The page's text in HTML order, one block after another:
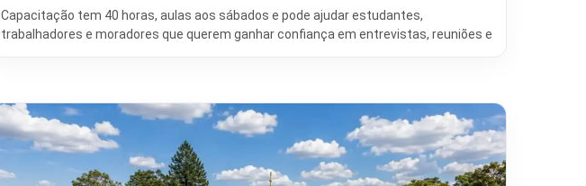
Capacitação tem 40 horas, aulas aos sábados e pode ajudar estudantes,
trabalhadores e moradores que querem ganhar confiança em entrevistas, reuniões e